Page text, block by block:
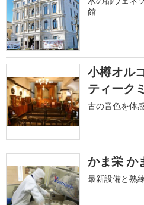
館
小樽オル
ティーク
古の音色を体
かま栄 か
最新設備と熟